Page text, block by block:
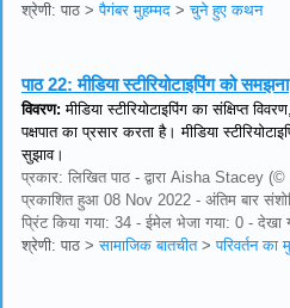
श्रेणी: पाठ >पैगंबर मुहम्मद >चुने हुए कथन
पाठ 22:मीडिया स्टीरियोटाइपिंग को समझना
विवरण: मीडिया स्टीरियोटाइपिंग का संक्षिप्त
पक्षपात का प्रसार करता है। मीडिया
सुझाव।
प्रकार: लिखित पाठ - द्वारा Aisha Stacey
प्रकाशित हुआ 08 Nov 2022 - अंतिम बार
प्रिंट किया गया: 34 - ईमेल भेजा गया: 0 -
श्रेणी: पाठ >सामाजिक बातचीत>परिवर्तन का